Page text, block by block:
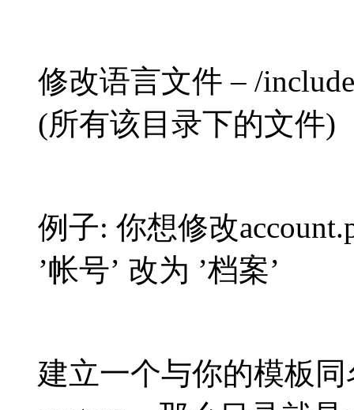
修改语言文件 – /
(所有该目录下的文件)
例子: 你想修改
’帐号’ 改为 ’档案’
建立一个与你的模板